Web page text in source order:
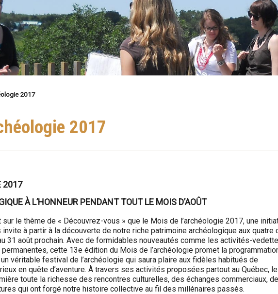
2017
2017
2017
À L’HONNEUR PENDANT TOUT LE MOIS D’AOÛT
sur le thème de « Découvrez-vous » que le Mois de l’archéologie 2017, une
à partir à la découverte de notre riche patrimoine archéologique aux quatre
31 août prochain. Avec de formidables nouveautés comme les activités-
cette 13e édition du Mois de l’archéologie promet la
véritable festival de l’archéologie qui saura plaire aux fidèles habitués de
en quête d’aventure. À travers ses activités proposées partout au Québec, le
toute la richesse des rencontres culturelles, des échanges commerciaux,
qui ont forgé notre histoire collective au fil des millénaires passés.